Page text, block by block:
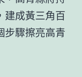
建成黃三角百
步驟擦亮高青